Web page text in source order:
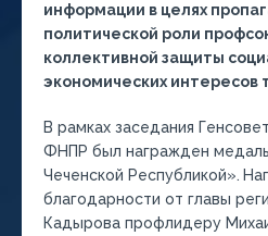
информации в целях
политической роли
коллективной защиты
экономических интересов
В рамках заседания
ФНПР был награжден
Чеченской Республикой».
благодарности от главы
Кадырова профлидеру